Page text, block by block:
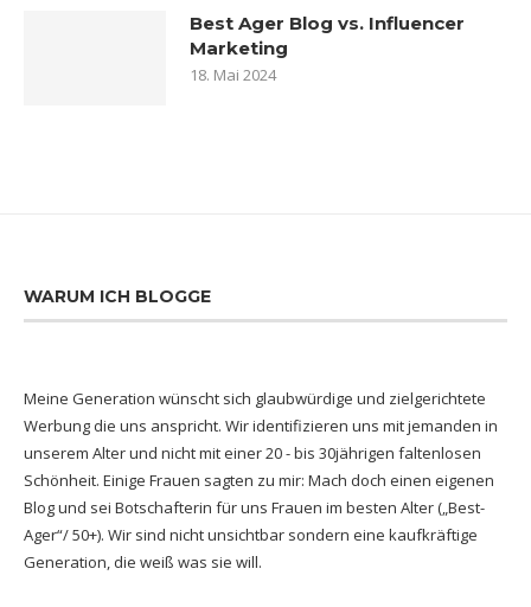
Best Ager Blog vs. Influencer
Marketing
18. Mai 2024
WARUM ICH BLOGGE
Meine Generation wünscht sich glaubwürdige und zielgerichtete
Werbung die uns anspricht. Wir identifizieren uns mit jemanden in
unserem Alter und nicht mit einer 20 - bis 30jährigen faltenlosen
Schönheit. Einige Frauen sagten zu mir: Mach doch einen eigenen
Blog und sei Botschafterin für uns Frauen im besten Alter („Best-
Ager“/ 50+). Wir sind nicht unsichtbar sondern eine kaufkräftige
Generation, die weiß was sie will.